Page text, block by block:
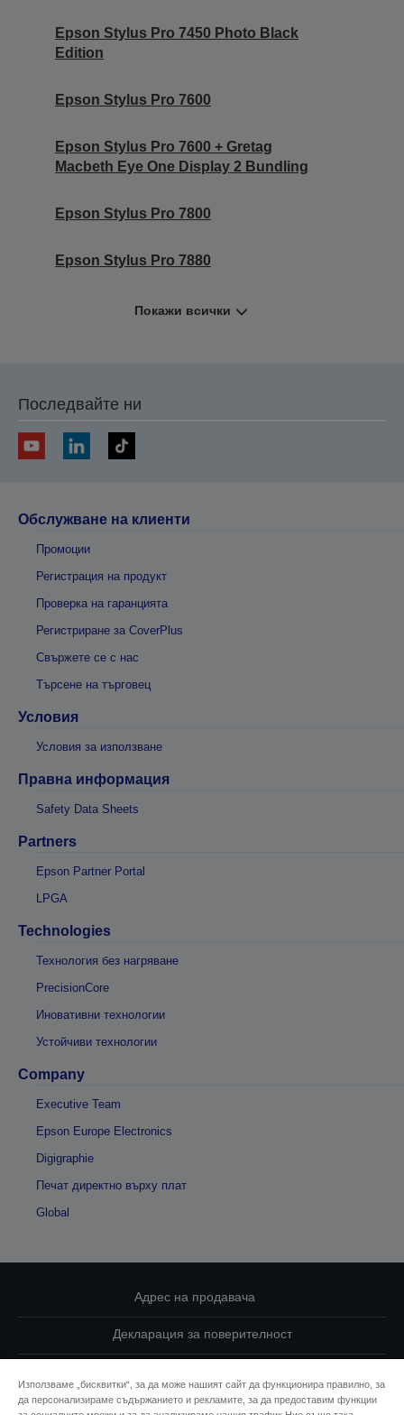
Epson Stylus Pro 7450 Photo Black
Edition
Epson Stylus Pro 7600
Epson Stylus Pro 7600 + Gretag
Macbeth Eye One Display 2 Bundling
Epson Stylus Pro 7800
Epson Stylus Pro 7880
Покажи всички
Последвайте ни
Обслужване на клиенти
Промоции
Регистрация на продукт
Проверка на гаранцията
Регистриране за CoverPlus
Свържете се с нас
Търсене на търговец
Условия
Условия за използване
Правна информация
Safety Data Sheets
Partners
Epson Partner Portal
LPGA
Technologies
Технология без нагряване
PrecisionCore
Иновативни технологии
Устойчиви технологии
Company
Executive Team
Epson Europe Electronics
Digigraphie
Печат директно върху плат
Global
Адрес на продавача
Декларация за поверителност
Свържете се с нас за Вашите данни
Използваме „бисквитки“, за да може нашият сайт да функционира правилно, за
да персонализираме съдържанието и рекламите, за да предоставим функции